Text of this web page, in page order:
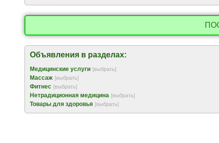
Объявления в разделах:
Медицинские услуги [выбрать]
Массаж [выбрать]
Фитнес [выбрать]
Нетрадиционная медицина [выбрать]
Товары для здоровья [выбрать]